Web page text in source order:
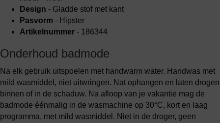
Design - Gladde stof met kant
Pasvorm - Hipster
Artikelnummer - 186344
Onderhoud badmode
Na elk gebruik uitspoelen met handwarm water. Handwas met
mild wasmiddel, niet uitwringen. Nat ophangen en laten drogen
binnen of in de schaduw. Na afloop van je vakantie mag de
badmode éénmalig in de wasmachine op 30°C, kort en laag
programma, met mild wasmiddel. Niet in de droger, geen